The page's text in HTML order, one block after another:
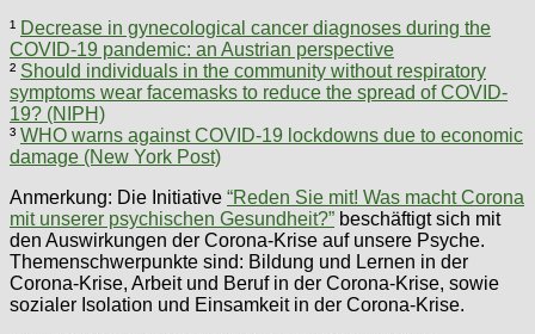
¹ Decrease in gynecological cancer diagnoses during the
COVID-19 pandemic: an Austrian perspective
² Should individuals in the community without respiratory
symptoms wear facemasks to reduce the spread of COVID-
19? (NIPH)
³ WHO warns against COVID-19 lockdowns due to economic
damage (New York Post)
Anmerkung: Die Initiative “Reden Sie mit! Was macht Corona
mit unserer psychischen Gesundheit?” beschäftigt sich mit
den Auswirkungen der Corona-Krise auf unsere Psyche.
Themenschwerpunkte sind: Bildung und Lernen in der
Corona-Krise, Arbeit und Beruf in der Corona-Krise, sowie
sozialer Isolation und Einsamkeit in der Corona-Krise.